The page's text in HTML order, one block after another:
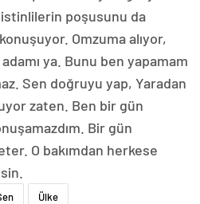
poşusunu da
Omzuma alıyor,
ya. Bunu ben yapamam
Sen doğruyu yap, Yaradan
zaten. Ben bir gün
Bir gün
O bakımdan herkese
Ülke